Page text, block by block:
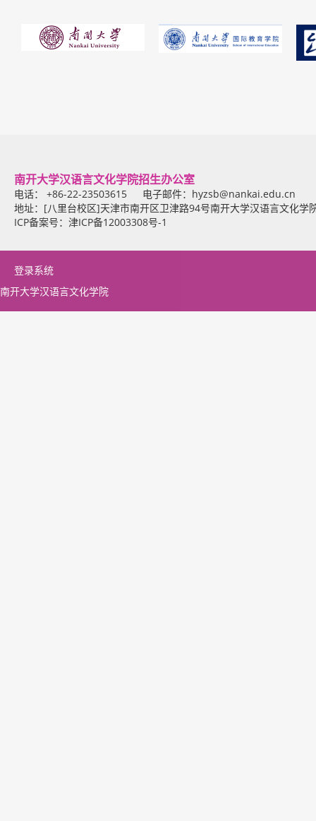
南开大学汉语言文化学院招生办公室
电话： +86-22-23503615 电子邮件： hyzsb@nankai.edu.cn
地址：[八里台校区]天津市南开区卫津路94号南开大学汉语言文化
ICP备案号：津ICP备12003308号-1
登录系统
南开大学汉语言文化学院